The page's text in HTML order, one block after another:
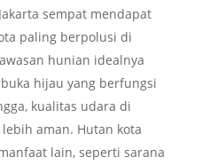
sempat mendapat
paling berpolusi di
hunian idealnya
hijau yang berfungsi
kualitas udara di
aman. Hutan kota
lain, seperti sarana